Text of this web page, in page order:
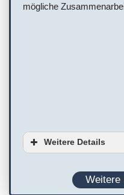
mögliche
Weitere Details
Weitere